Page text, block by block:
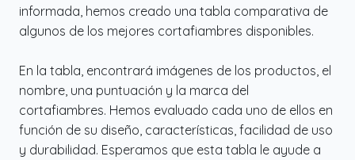
informada, hemos creado una tabla comparativa de
algunos de los mejores cortafiambres disponibles.
En la tabla, encontrará imágenes de los productos, el
nombre, una puntuación y la marca del
cortafiambres. Hemos evaluado cada uno de ellos en
función de su diseño, características, facilidad de uso
y durabilidad. Esperamos que esta tabla le ayude a